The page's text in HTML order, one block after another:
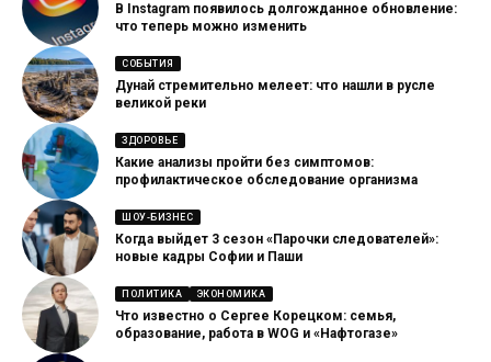
В Instagram появилось долгожданное обновление:
что теперь можно изменить
СОБЫТИЯ
Дунай стремительно мелеет: что нашли в русле
великой реки
ЗДОРОВЬЕ
Какие анализы пройти без симптомов:
профилактическое обследование организма
ШОУ-БИЗНЕС
Когда выйдет 3 сезон «Парочки следователей»:
новые кадры Софии и Паши
ПОЛИТИКА ЭКОНОМИКА
Что известно о Сергее Корецком: семья,
образование, работа в WOG и «Нафтогазе»